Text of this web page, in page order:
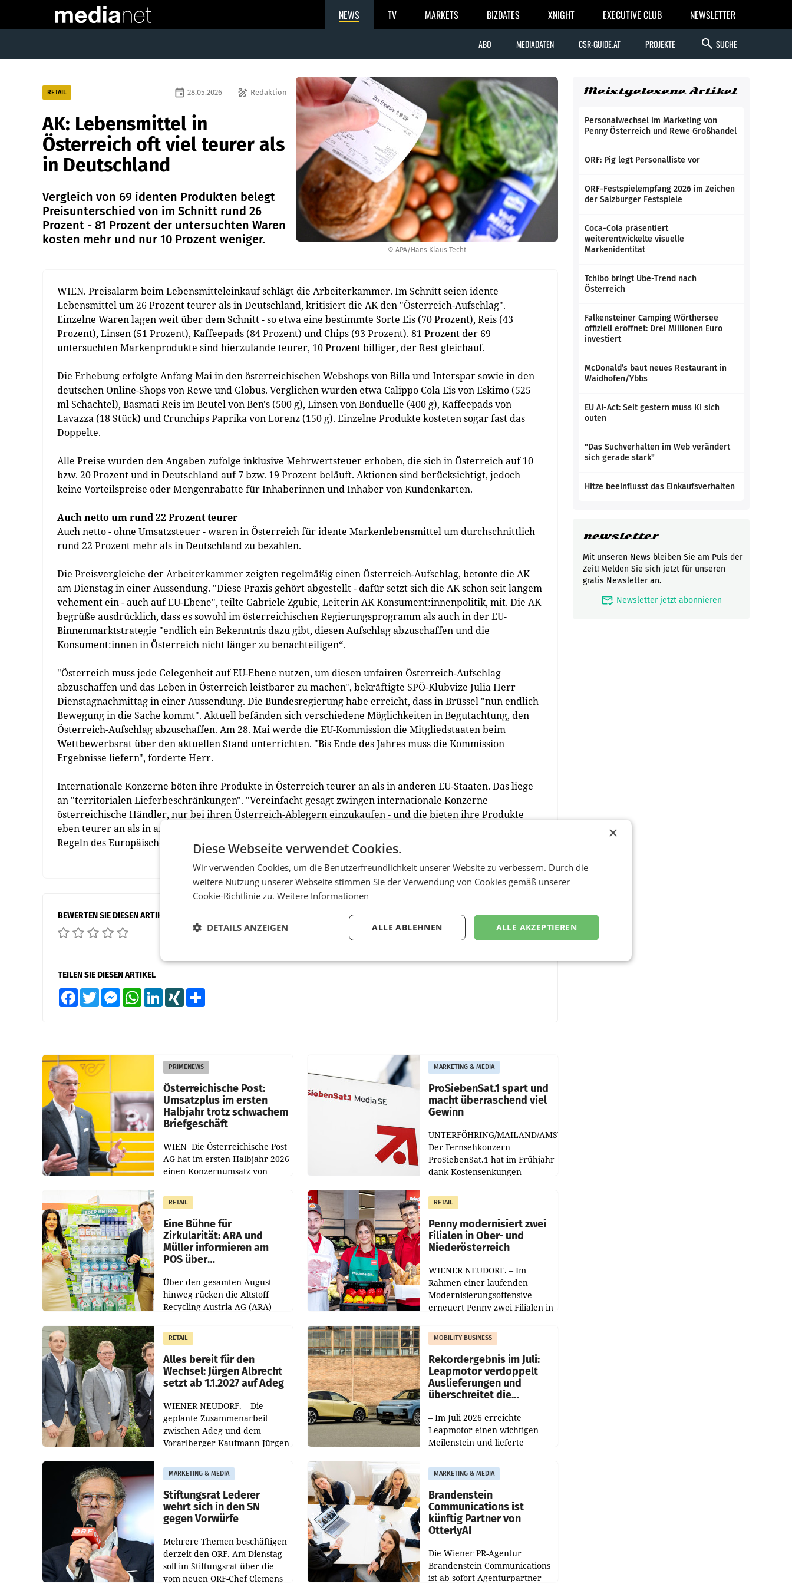
NEWS TV MARKETS BIZDATES XNIGHT EXECUTIVE CLUB NEWSLETTER
ABO MEDIADATEN CSR-GUIDE.AT PROJEKTE search SUCHE
© APA/Hans Klaus Techt
RETAIL draw Redaktion
event 28.05.2026
AK: Lebensmittel in
Österreich oft viel teurer als
in Deutschland
Vergleich von 69 identen Produkten belegt
Preisunterschied von im Schnitt rund 26
Prozent - 81 Prozent der untersuchten Waren
kosten mehr und nur 10 Prozent weniger.
WIEN. Preisalarm beim Lebensmitteleinkauf schlägt die Arbeiterkammer. Im Schnitt seien idente
Lebensmittel um 26 Prozent teurer als in Deutschland, kritisiert die AK den "Österreich-Aufschlag".
Einzelne Waren lagen weit über dem Schnitt - so etwa eine bestimmte Sorte Eis (70 Prozent), Reis (43
Prozent), Linsen (51 Prozent), Kaffeepads (84 Prozent) und Chips (93 Prozent). 81 Prozent der 69
untersuchten Markenprodukte sind hierzulande teurer, 10 Prozent billiger, der Rest gleichauf.
Die Erhebung erfolgte Anfang Mai in den österreichischen Webshops von Billa und Interspar sowie in den
deutschen Online-Shops von Rewe und Globus. Verglichen wurden etwa Calippo Cola Eis von Eskimo (525
ml Schachtel), Basmati Reis im Beutel von Ben's (500 g), Linsen von Bonduelle (400 g), Kaffeepads von
Lavazza (18 Stück) und Crunchips Paprika von Lorenz (150 g). Einzelne Produkte kosteten sogar fast das
Doppelte.
Alle Preise wurden den Angaben zufolge inklusive Mehrwertsteuer erhoben, die sich in Österreich auf 10
bzw. 20 Prozent und in Deutschland auf 7 bzw. 19 Prozent beläuft. Aktionen sind berücksichtigt, jedoch
keine Vorteilspreise oder Mengenrabatte für Inhaberinnen und Inhaber von Kundenkarten.
Auch netto um rund 22 Prozent teurer
Auch netto - ohne Umsatzsteuer - waren in Österreich für idente Markenlebensmittel um durchschnittlich
rund 22 Prozent mehr als in Deutschland zu bezahlen.
Die Preisvergleiche der Arbeiterkammer zeigten regelmäßig einen Österreich-Aufschlag, betonte die AK
am Dienstag in einer Aussendung. "Diese Praxis gehört abgestellt - dafür setzt sich die AK schon seit langem
vehement ein - auch auf EU-Ebene", teilte Gabriele Zgubic, Leiterin AK Konsument:innenpolitik, mit. Die AK
begrüße ausdrücklich, dass es sowohl im österreichischen Regierungsprogramm als auch in der EU-
Binnenmarktstrategie "endlich ein Bekenntnis dazu gibt, diesen Aufschlag abzuschaffen und die
Konsument:innen in Österreich nicht länger zu benachteiligen“.
"Österreich muss jede Gelegenheit auf EU-Ebene nutzen, um diesen unfairen Österreich-Aufschlag
abzuschaffen und das Leben in Österreich leistbarer zu machen", bekräftigte SPÖ-Klubvize Julia Herr
Dienstagnachmittag in einer Aussendung. Die Bundesregierung habe erreicht, dass in Brüssel "nun endlich
Bewegung in die Sache kommt". Aktuell befänden sich verschiedene Möglichkeiten in Begutachtung, den
Österreich-Aufschlag abzuschaffen. Am 28. Mai werde die EU-Kommission die Mitgliedstaaten beim
Wettbewerbsrat über den aktuellen Stand unterrichten. "Bis Ende des Jahres muss die Kommission
Ergebnisse liefern", forderte Herr.
Internationale Konzerne böten ihre Produkte in Österreich teurer an als in anderen EU-Staaten. Das liege
an "territorialen Lieferbeschränkungen". "Vereinfacht gesagt zwingen internationale Konzerne
österreichische Händler, nur bei ihren Österreich-Ablegern einzukaufen - und die bieten ihre Produkte
eben teurer an als in anderen Ländern", erklärte Herr den Österreich-Aufschlag. Das widerspreche den
Regeln des Europäischen Binnenmarktes. (APA)
BEWERTEN SIE DIESEN ARTIKEL
TEILEN SIE DIESEN ARTIKEL
FacebookTwitter MessengerWhatsAppLinkedInXING
PRIMENEWS
Österreichische Post:
Umsatzplus im ersten
Halbjahr trotz schwachem
Briefgeschäft
WIEN Die Österreichische Post
AG hat im ersten Halbjahr 2026
einen Konzernumsatz von
erwirtschaftet, was einem Plus
von 3,8 Prozent gegenüber
dem Vergleichszeitraum
MARKETING & MEDIA
ProSiebenSat.1 spart und
macht überraschend viel
Gewinn
UNTERFÖHRING/MAILAND/AMSTERDAM.
Der Fernsehkonzern
ProSiebenSat.1 hat im Frühjahr
dank Kostensenkungen
gemacht und die
Markterwartung deutlich
übertroffen.
RETAIL
Eine Bühne für
Zirkularität: ARA und
Müller informieren am
POS über
Über den gesamten August
hinweg rücken die Altstoff
Recycling Austria AG (ARA)
Müller die Initiative „Kreislauf-
Helden“ in allen
österreichischen Müller-Filialen
RETAIL
Penny modernisiert zwei
Filialen in Ober- und
Niederösterreich
WIENER NEUDORF. – Im
Rahmen einer laufenden
Modernisierungsoffensive
erneuert Penny zwei Filialen in
Die beiden Standorte liegen in
Haag sowie im rund
RETAIL
Alles bereit für den
Wechsel: Jürgen Albrecht
setzt ab 1.1.2027 auf Adeg
WIENER NEUDORF. – Die
geplante Zusammenarbeit
zwischen Adeg und dem
Vorarlberger Kaufmann Jürgen
freigegeben: Die
Bundeswettbewerbsbehörde
und der Bundeskartellanwalt
MOBILITY BUSINESS
Rekordergebnis im Juli:
Leapmotor verdoppelt
Auslieferungen und
überschreitet die
– Im Juli 2026 erreichte
Leapmotor einen wichtigen
Meilenstein und lieferte
aus, womit sich das Ergebnis
gegenüber Juli 2025 mehr als
verdoppelte (+102
MARKETING & MEDIA
Stiftungsrat Lederer
wehrt sich in den SN
gegen Vorwürfe
Mehrere Themen beschäftigen
derzeit den ORF. Am Dienstag
soll im Stiftungsrat über die
vom neuen ORF-Chef Clemens
MARKETING & MEDIA
Brandenstein
Communications ist
künftig Partner von
OtterlyAI
Die Wiener PR-Agentur
Brandenstein Communications
ist ab sofort Agenturpartner
Meistgelesene Artikel
Personalwechsel im Marketing von
Penny Österreich und Rewe Großhandel
ORF: Pig legt Personalliste vor
ORF-Festspielempfang 2026 im Zeichen
der Salzburger Festspiele
Coca-Cola präsentiert
weiterentwickelte visuelle
Markenidentität
Tchibo bringt Ube-Trend nach
Österreich
Falkensteiner Camping Wörthersee
offiziell eröffnet: Drei Millionen Euro
investiert
McDonald’s baut neues Restaurant in
Waidhofen/Ybbs
EU AI-Act: Seit gestern muss KI sich
outen
"Das Suchverhalten im Web verändert
sich gerade stark"
Hitze beeinflusst das Einkaufsverhalten
newsletter
Mit unseren News bleiben Sie am Puls der
Zeit! Melden Sie sich jetzt für unseren
gratis Newsletter an.
mark_email_read Newsletter jetzt abonnieren
×
Diese Webseite verwendet Cookies.
Wir verwenden Cookies, um die Benutzerfreundlichkeit unserer Website zu verbessern. Durch die
weitere Nutzung unserer Webseite stimmen Sie der Verwendung von Cookies gemäß unserer
Cookie-Richtlinie zu. Weitere Informationen
ALLE AKZEPTIEREN
ALLE ABLEHNEN
DETAILS ANZEIGEN